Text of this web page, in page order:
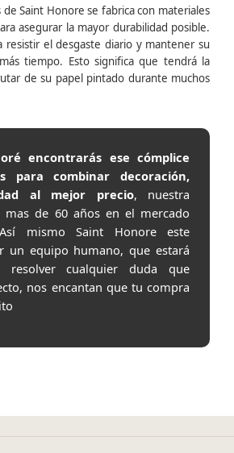
Saint Honore se fabrica con materiales
asegurar la mayor durabilidad posible.
resistir el desgaste diario y mantener su
tiempo. Esto significa que tendrá la
de su papel pintado durante muchos
encontrarás ese cómplice
para combinar decoración,
al mejor precio, nuestra
mas de 60 años en el mercado
mismo Saint Honore este
un equipo humano, que estará
resolver cualquier duda que
nos encantan que tu compra